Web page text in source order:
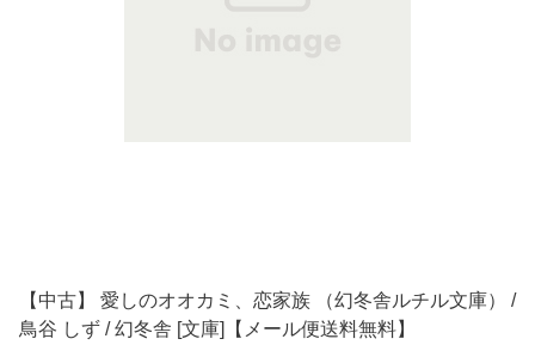
【中古】 愛しのオオカミ、恋家族 （幻冬舎ルチル文庫） /
鳥谷 しず / 幻冬舎 [文庫]【メール便送料無料】